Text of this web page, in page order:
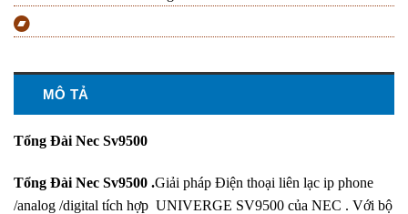
MÔ TẢ
Tổng Đài Nec Sv9500
Tổng Đài Nec Sv9500 .Giải pháp Điện thoại liên lạc ip phone
/analog /digital tích hợp UNIVERGE SV9500 của NEC . Với bộ